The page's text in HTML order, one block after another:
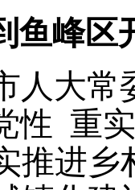
鱼峰区
人大
性 重
推进